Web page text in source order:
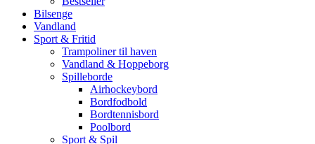
Bilsenge
Vandland
Sport & Fritid
Trampoliner til haven
Vandland & Hoppeborg
Spilleborde
Airhockeybord
Bordfodbold
Bordtennisbord
Poolbord
Sport & Spil